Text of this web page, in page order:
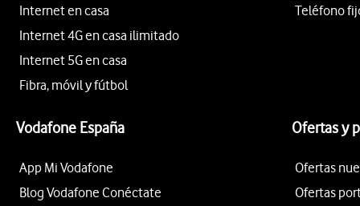
Internet en casa
Internet 4G en casa ilimitado
Internet 5G en casa
Fibra, móvil y fútbol
Teléfono
Vodafone España
App Mi Vodafone
Blog Vodafone Conéctate
Ofertas y
Ofertas
Ofertas